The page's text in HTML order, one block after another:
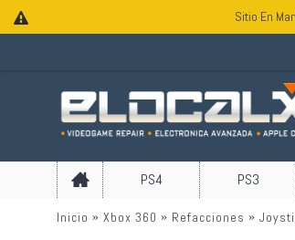
Sitio En
PS4 PS3
Inicio Xbox 360 Refacciones